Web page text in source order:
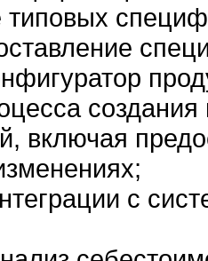
типовых
включая
с